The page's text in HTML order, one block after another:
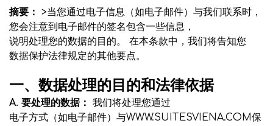
摘要：
>当您通过电子信息（如电子邮件）与我们联系时，
您会注意到电子邮件的签名包含一些信息，
说明处理您的数据的目的。 在本条款中，我们将告知您
数据保护法律规定的其他要点。
一、数据处理的目的和法律依据
A. 要处理的数据：
我们将处理您通过
电子方式（如电子邮件）与WWW.SUITESVIENA.COM保